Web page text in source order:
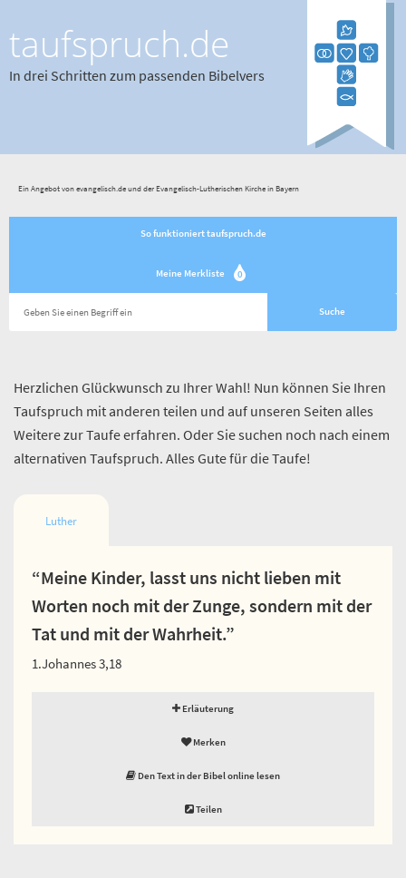
taufspruch.de
In drei Schritten zum passenden Bibelvers
Ein Angebot von evangelisch.de und der Evangelisch-Lutherischen Kirche in Bayern
So funktioniert taufspruch.de
Meine Merkliste 0
Herzlichen Glückwunsch zu Ihrer Wahl! Nun können Sie Ihren
Taufspruch mit anderen teilen und auf unseren Seiten alles
Weitere zur Taufe erfahren. Oder Sie suchen noch nach einem
alternativen Taufspruch. Alles Gute für die Taufe!
Luther
“Meine Kinder, lasst uns nicht lieben mit
Worten noch mit der Zunge, sondern mit der
Tat und mit der Wahrheit.”
1.Johannes 3,18
Erläuterung
Merken
Den Text in der Bibel online lesen
Teilen